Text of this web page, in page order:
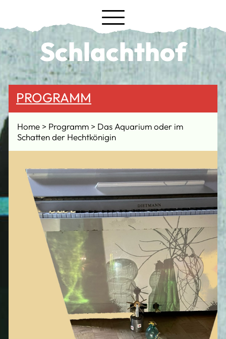
Schlachthof
PROGRAMM
Home Programm
Das Aquarium oder im
Schatten der Hechtkönigin